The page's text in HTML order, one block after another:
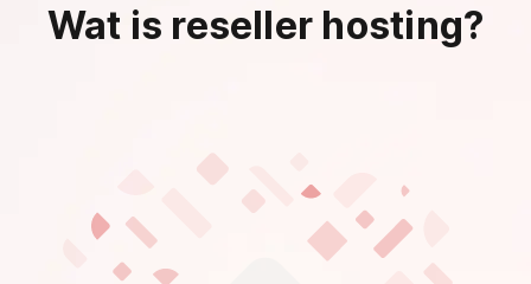
Wat is reseller hosting?